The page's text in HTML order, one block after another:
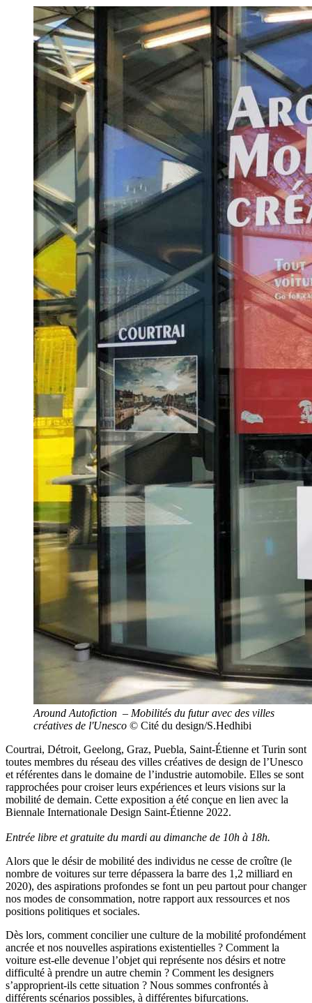
Around Autofiction – Mobilités du futur avec des villes
créatives de l'Unesco © Cité du design/S.Hedhibi
Courtrai, Détroit, Geelong, Graz, Puebla, Saint-Étienne et Turin sont
toutes membres du réseau des villes créatives de design de l’Unesco
et référentes dans le domaine de l’industrie automobile. Elles se sont
rapprochées pour croiser leurs expériences et leurs visions sur la
mobilité de demain. Cette exposition a été conçue en lien avec la
Biennale Internationale Design Saint-Étienne 2022.
Entrée libre et gratuite du mardi au dimanche de 10h à 18h.
Alors que le désir de mobilité des individus ne cesse de croître (le
nombre de voitures sur terre dépassera la barre des 1,2 milliard en
2020), des aspirations profondes se font un peu partout pour changer
nos modes de consommation, notre rapport aux ressources et nos
positions politiques et sociales.
Dès lors, comment concilier une culture de la mobilité profondément
ancrée et nos nouvelles aspirations existentielles ? Comment la
voiture est-elle devenue l’objet qui représente nos désirs et notre
difficulté à prendre un autre chemin ? Comment les designers
s’approprient-ils cette situation ? Nous sommes confrontés à
différents scénarios possibles, à différentes bifurcations.